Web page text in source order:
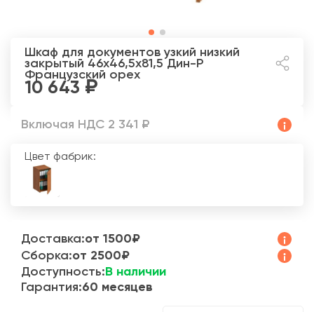
Шкаф для документов узкий низкий
закрытый 46x46,5x81,5 Дин-Р
Французский орех
10 643
Включая НДС 2 341 ₽
Цвет фабрик:
Доставка:от 1500₽
Сборка:от 2500₽
Доступность: В наличии
Гарантия:60 месяцев